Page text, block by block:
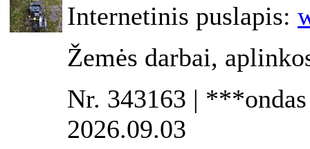
Internetinis puslapis:
Žemės darbai,
Nr. 343163 |
2026.09.03